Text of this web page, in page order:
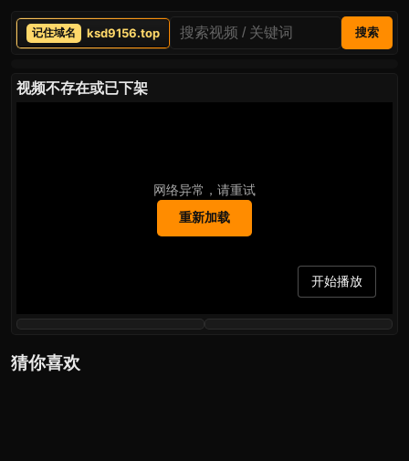
ksd9156.top 搜索
视频不存在或已下架
网络异常，请重试
重新加载
开始播放
猜你喜欢